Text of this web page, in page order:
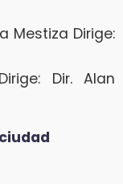
Mestiza Dirige:
Dir. Alan